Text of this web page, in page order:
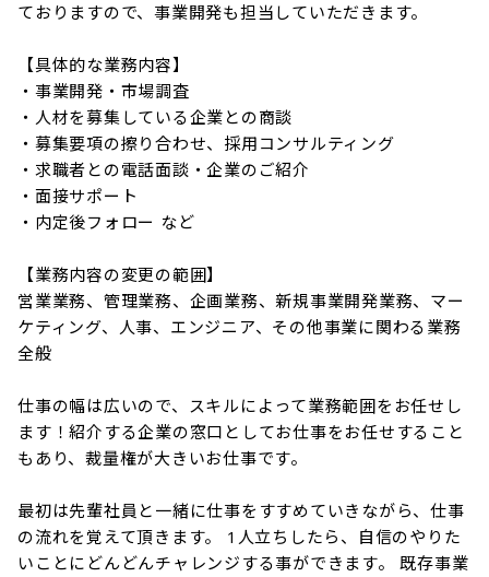
ておりますので、事業開発も担当していただきます。
【具体的な業務内容】
・事業開発・市場調査
・人材を募集している企業との商談
・募集要項の擦り合わせ、採用コンサルティング
・求職者との電話面談・企業のご紹介
・面接サポート
・内定後フォロー など
【業務内容の変更の範囲】
営業業務、管理業務、企画業務、新規事業開発業務、マー
ケティング、人事、エンジニア、その他事業に関わる業務
全般
仕事の幅は広いので、スキルによって業務範囲をお任せし
ます！紹介する企業の窓口としてお仕事をお任せすること
もあり、裁量権が大きいお仕事です。
最初は先輩社員と一緒に仕事をすすめていきながら、仕事
の流れを覚えて頂きます。 1人立ちしたら、自信のやりた
いことにどんどんチャレンジする事ができます。 既存事業